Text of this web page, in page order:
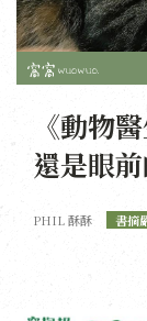
《動物
還是眼
PHIL 酥酥 書摘